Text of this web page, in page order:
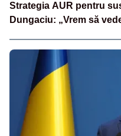
Strategia AUR pentru
Dungaciu: „Vrem să